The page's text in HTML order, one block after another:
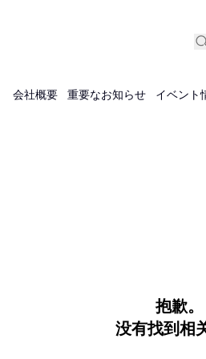
会社概要 重要なお知らせ イベント
抱歉。
没有找到相